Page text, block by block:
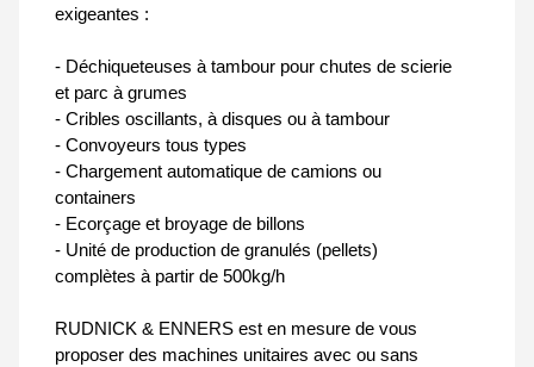
exigeantes :
- Déchiqueteuses à tambour pour chutes de scierie
et parc à grumes
- Cribles oscillants, à disques ou à tambour
- Convoyeurs tous types
- Chargement automatique de camions ou
containers
- Ecorçage et broyage de billons
- Unité de production de granulés (pellets)
complètes à partir de 500kg/h
RUDNICK & ENNERS est en mesure de vous
proposer des machines unitaires avec ou sans